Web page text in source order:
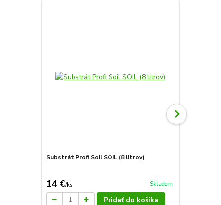
Substrát Profi Soil SOIL (8 litrov)
14 €/ks Skladom
Pridať do košíka